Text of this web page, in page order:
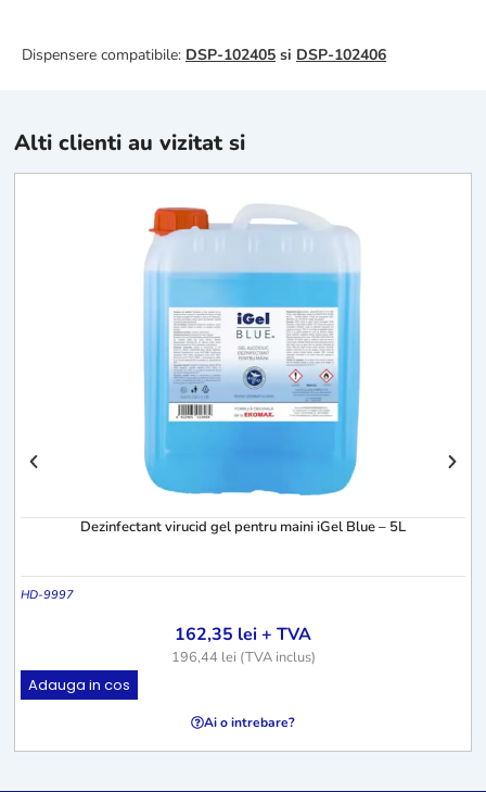
Dispensere compatibile: DSP-102405 si DSP-102406
Alti clienti au vizitat si
Dezinfectant virucid gel pentru maini iGel Blue – 5L
HD-9997
162,35 lei+ TVA
196,44 lei (TVA inclus)
Adauga in cos
Ai o intrebare?